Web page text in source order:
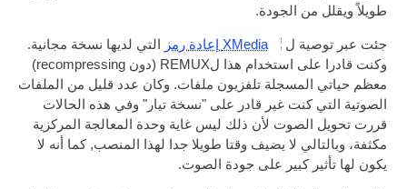
طويلاً ويقلل من الجودة.
جئت عبر توصية ل XMedia إعادة رمز
التي لديها نسخة مجانية.
وكنت قادرا على استخدام هذا لREMUX (دون recompressing)
معظم حياتي المسجلةتلفزيون ملفات. وكان عدد قليل من الملفات
الصوتية التي كنت غير قادر على "نسخة تيار" وفي هذه الحالات
قررت تحويل الصوت لأن ذلك ليس غاية وحدة المعالجة المركزية
مكثفة، وبالتالي لا يضيف وقتا طويلا جدا لهذا المنصب, كما أنه لا
يكون لها تأثير كبير على جودة الصوت.